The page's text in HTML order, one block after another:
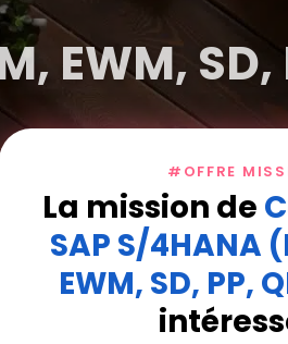
EWM, SD,
#OFFRE
La mission de
SAP S/4HANA
EWM, SD, PP,